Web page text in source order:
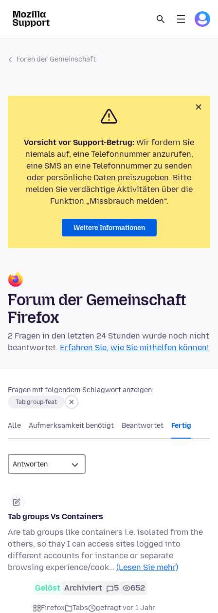
Foren der Gemeinschaft
Vorsicht vor Support-Betrug: Wir fordern Sie
niemals auf, eine Telefonnummer anzurufen,
eine SMS an eine Telefonnummer zu senden
oder persönliche Daten preiszugeben. Bitte
melden Sie verdächtige Aktivitäten über die
Funktion „Missbrauch melden“.
Weitere Informationen
Forum der Gemeinschaft
Firefox
2 Fragen in den letzten 24 Stunden wurde noch nicht
beantwortet. Erfahren Sie, wie Sie mithelfen können!
Fragen mit folgendem Schlagwort anzeigen:
Tab:group-feat
Alle Aufmerksamkeit benötigt Beantwortet Fertig
Tab groups Vs Containers
Are tab groups like containers i.e. isolated from the
others, so thay I can access sites logged into
different accounts for instance or separate
browsing experience/cook… (Lesen Sie mehr)
Gelöst Archiviert 5 652
Firefox Tabs
gefragt vor 1 Jahr